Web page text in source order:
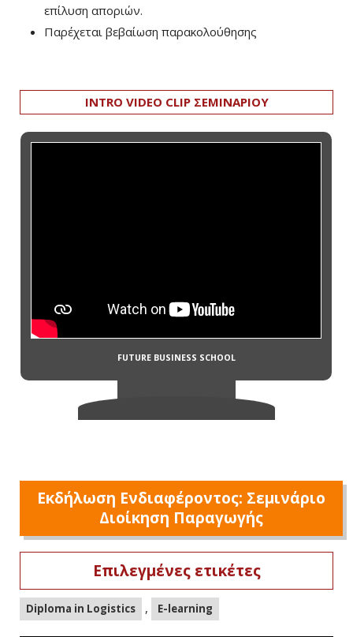
επίλυση αποριών.
Παρέχεται βεβαίωση παρακολούθησης
INTRO VIDEO CLIP ΣΕΜΙΝΑΡΙΟΥ
Εκδήλωση Ενδιαφέροντος: Σεμινάριο
Διοίκηση Παραγωγής
Επιλεγμένες ετικέτες
Diploma in Logistics , E-learning